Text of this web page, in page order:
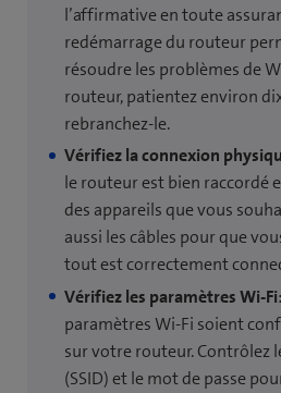
l’affirmative en toute
redémarrage du routeur
résoudre les problèmes de
routeur, patientez environ
rebranchez-le.
Vérifiez la connexion
le routeur est bien raccordé
des appareils que vous
aussi les câbles pour que
tout est correctement
Vérifiez les paramètres Wi-Fi:
paramètres Wi-Fi soient
sur votre routeur. Contrôlez
(SSID) et le mot de passe